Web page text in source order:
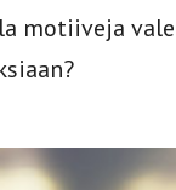
motiiveja